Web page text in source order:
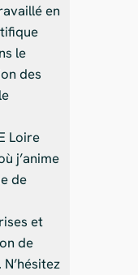
en
le
des
Loire
j’anime
de
et
de